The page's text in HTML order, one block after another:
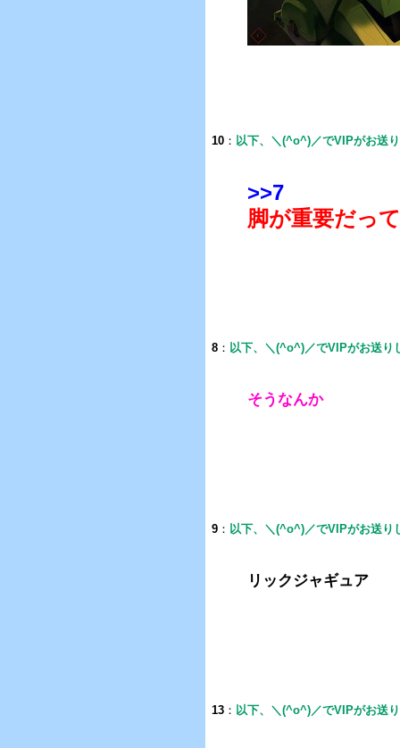
10 ： 以下、＼(^o^)／でVIPがお送
>>7
脚が重要だっ
8 ： 以下、＼(^o^)／でVIPがお送り
そうなんか
9 ： 以下、＼(^o^)／でVIPがお送り
リックジャギュア
13 ： 以下、＼(^o^)／でVIPがお送